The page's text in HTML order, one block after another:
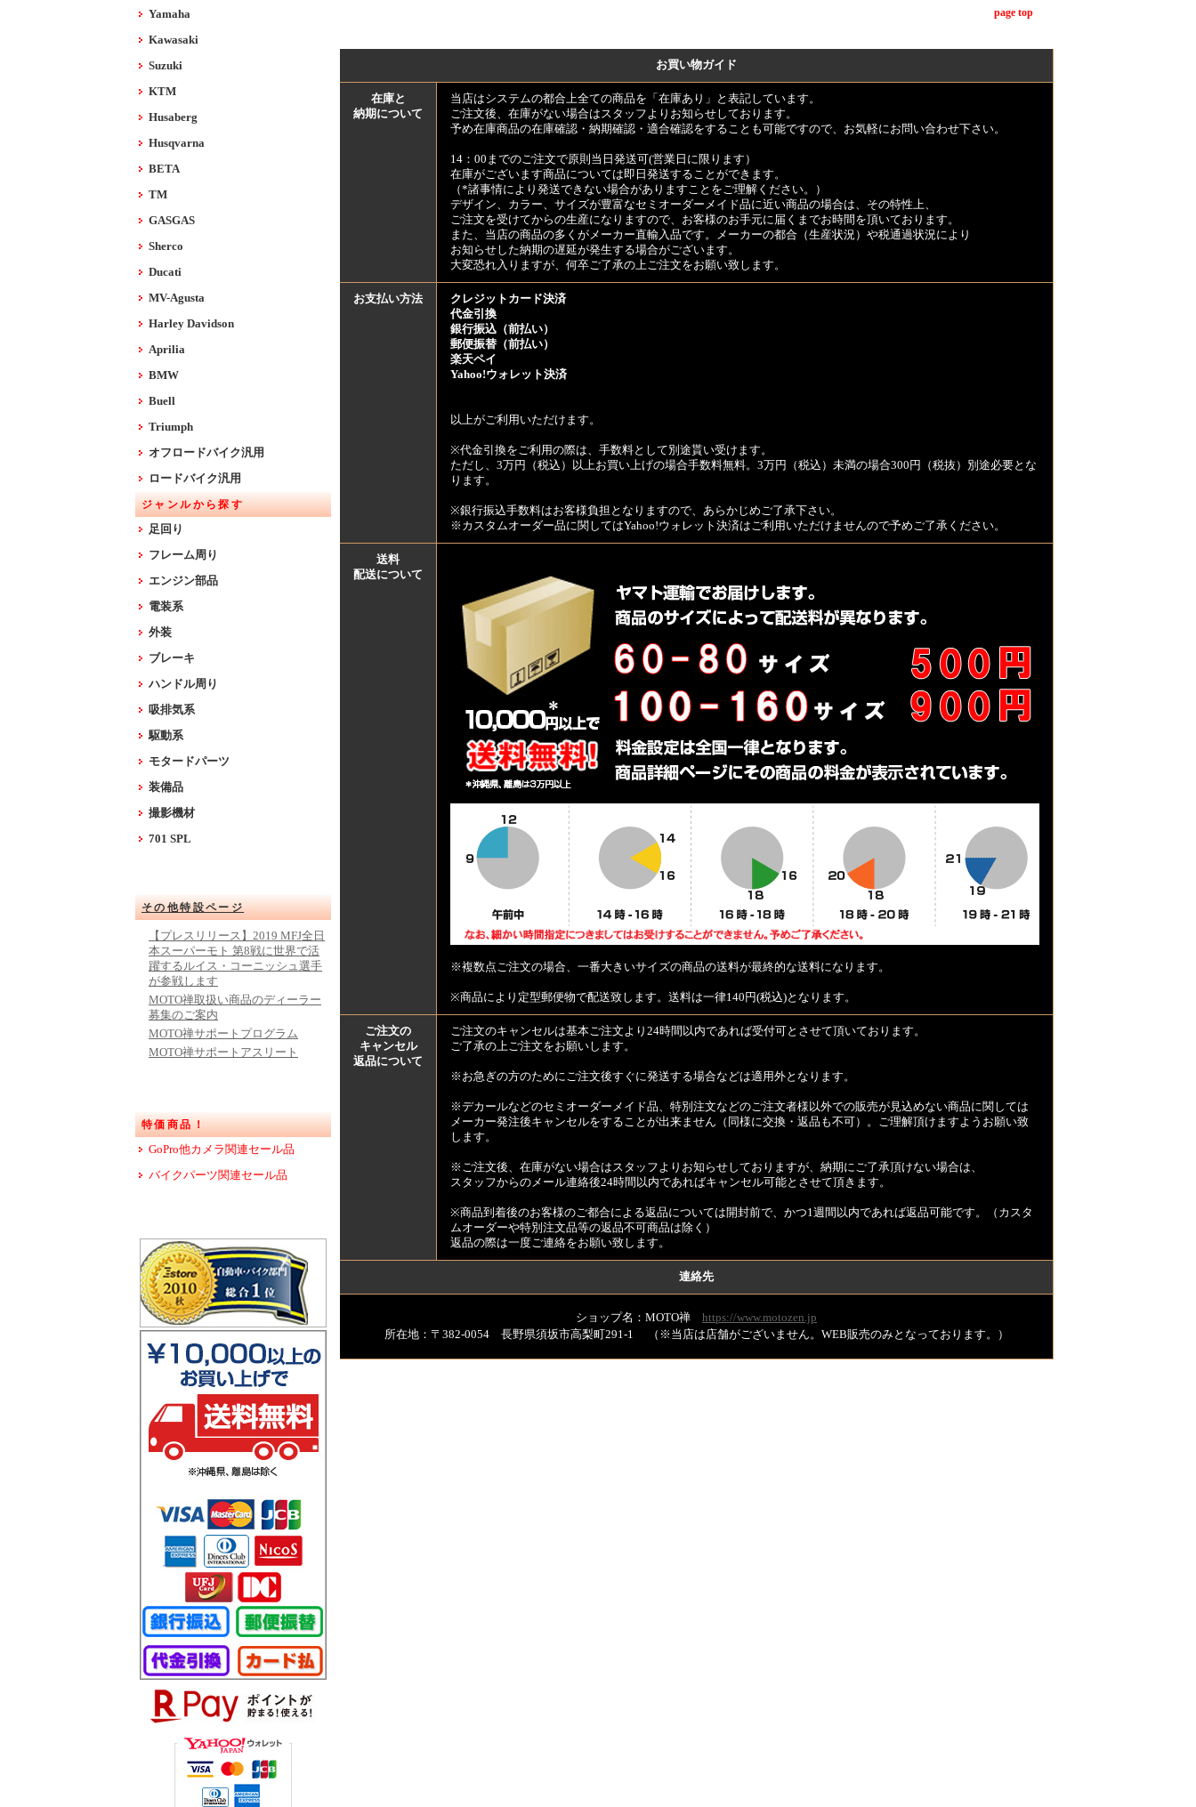
Yamaha
Kawasaki
Suzuki
KTM
Husaberg
Husqvarna
BETA
TM
GASGAS
Sherco
Ducati
MV-Agusta
Harley Davidson
Aprilia
BMW
Buell
Triumph
オフロードバイク汎用
ロードバイク汎用
ジャンルから探す
足回り
フレーム周り
エンジン部品
電装系
外装
ブレーキ
ハンドル周り
吸排気系
駆動系
モタードパーツ
装備品
撮影機材
701 SPL
その他特設ページ
【プレスリリース】2019 MFJ全日
本スーパーモト 第8戦に世界で活
躍するルイス・コーニッシュ選手
が参戦します
MOTO禅取扱い商品のディーラー
募集のご案内
MOTO禅サポートプログラム
MOTO禅サポートアスリート
特価商品！
GoPro他カメラ関連セール品
バイクパーツ関連セール品
page top
お買い物ガイド
在庫と
納期について
当店はシステムの都合上全ての商品を「在庫あり」と表記しています。
ご注文後、在庫がない場合はスタッフよりお知らせしております。
予め在庫商品の在庫確認・納期確認・適合確認をすることも可能ですので、お気軽にお問い合わせ下さい。
14：00までのご注文で原則当日発送可(営業日に限ります）
在庫がございます商品については即日発送することができます。
（*諸事情により発送できない場合がありますことをご理解ください。）
デザイン、カラー、サイズが豊富なセミオーダーメイド品に近い商品の場合は、その特性上、
ご注文を受けてからの生産になりますので、お客様のお手元に届くまでお時間を頂いております。
また、当店の商品の多くがメーカー直輸入品です。メーカーの都合（生産状況）や税通過状況により
お知らせした納期の遅延が発生する場合がございます。
大変恐れ入りますが、何卒ご了承の上ご注文をお願い致します。
お支払い方法
クレジットカード決済
代金引換
銀行振込（前払い）
郵便振替（前払い）
楽天ペイ
Yahoo!ウォレット決済
以上がご利用いただけます。
※代金引換をご利用の際は、手数料として別途貰い受けます。
ただし、3万円（税込）以上お買い上げの場合手数料無料。3万円（税込）未満の場合300円（税抜）別途必要とな
ります。
※銀行振込手数料はお客様負担となりますので、あらかじめご了承下さい。
※カスタムオーダー品に関してはYahoo!ウォレット決済はご利用いただけませんので予めご了承ください。
送料
配送について
※複数点ご注文の場合、一番大きいサイズの商品の送料が最終的な送料になります。
※商品により定型郵便物で配送致します。送料は一律140円(税込)となります。
ご注文の
キャンセル
返品について
ご注文のキャンセルは基本ご注文より24時間以内であれば受付可とさせて頂いております。
ご了承の上ご注文をお願いします。
※お急ぎの方のためにご注文後すぐに発送する場合などは適用外となります。
※デカールなどのセミオーダーメイド品、特別注文などのご注文者様以外での販売が見込めない商品に関しては
メーカー発注後キャンセルをすることが出来ません（同様に交換・返品も不可）。ご理解頂けますようお願い致
します。
※ご注文後、在庫がない場合はスタッフよりお知らせしておりますが、納期にご了承頂けない場合は、
スタッフからのメール連絡後24時間以内であればキャンセル可能とさせて頂きます。
※商品到着後のお客様のご都合による返品については開封前で、かつ1週間以内であれば返品可能です。（カスタ
ムオーダーや特別注文品等の返品不可商品は除く）
返品の際は一度ご連絡をお願い致します。
連絡先
ショップ名：MOTO禅 https://www.motozen.jp
所在地：〒382-0054 長野県須坂市高梨町291-1 （※当店は店舗がございません。WEB販売のみとなっております。）